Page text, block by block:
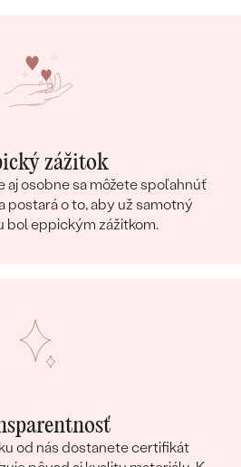
zážitok
aj osobne sa môžete spoľahnúť
postará o to, aby už samotný
bol eppickým zážitkom.
od nás dostanete certifikát